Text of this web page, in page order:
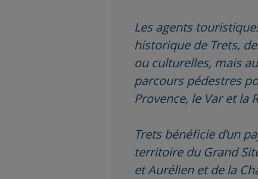
Les agents
historique de Trets,
ou culturelles, mais
parcours pédestres
Provence, le Var et la
Trets bénéficie d’un
territoire du Grand
et Aurélien et de la